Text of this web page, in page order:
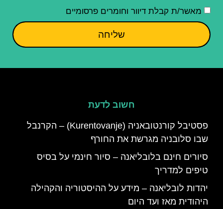
מאשר/ת קבלת דיוור וחומרים פרסומיים
שליחה
חשוב לדעת
פסטיבל קורנטובאניה (Kurentovanje) – הקרנבל
שבו סלובניה מגרשת את החורף
סיורים חינם בלובליאנה – סיור חינמי על בסיס
טיפים למדריך
יהדות לובליאנה – מידע על ההיסטוריה והקהילה
היהודית מאז ועד היום